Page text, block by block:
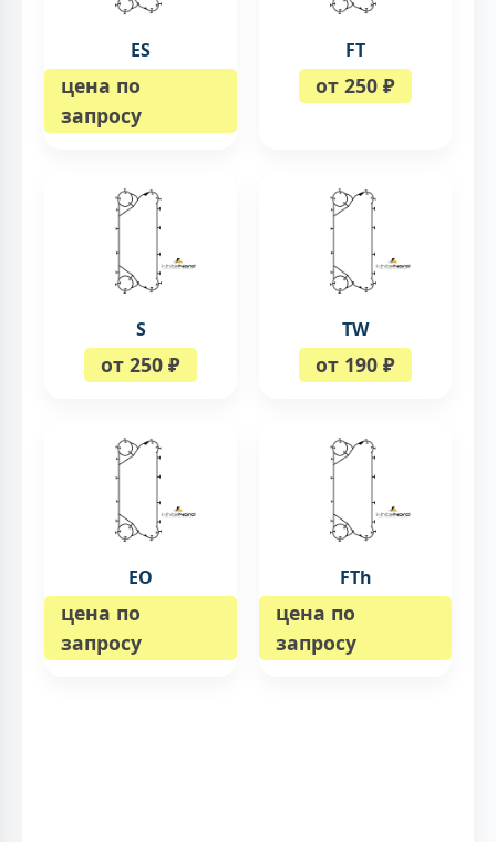
ES
цена по
запросу
FT
от 250 ₽
S
от 250 ₽
TW
от 190 ₽
EO
цена по
запросу
FTh
цена по
запросу